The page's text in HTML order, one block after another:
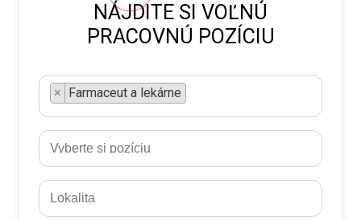
NÁJDITE SI VOĽNÚ
PRACOVNÚ POZÍCIU
× Farmaceut a lekárne